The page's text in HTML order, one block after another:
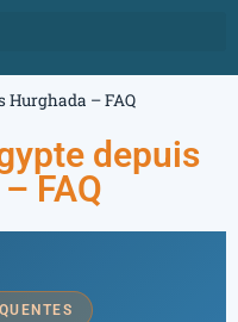
Hurghada – FAQ
depuis
FAQ